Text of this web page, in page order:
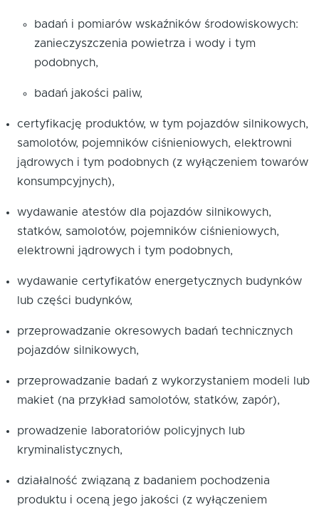
badań i pomiarów wskaźników środowiskowych:
zanieczyszczenia powietrza i wody i tym
podobnych,
badań jakości paliw,
certyfikację produktów, w tym pojazdów silnikowych,
samolotów, pojemników ciśnieniowych, elektrowni
jądrowych i tym podobnych (z wyłączeniem towarów
konsumpcyjnych),
wydawanie atestów dla pojazdów silnikowych,
statków, samolotów, pojemników ciśnieniowych,
elektrowni jądrowych i tym podobnych,
wydawanie certyfikatów energetycznych budynków
lub części budynków,
przeprowadzanie okresowych badań technicznych
pojazdów silnikowych,
przeprowadzanie badań z wykorzystaniem modeli lub
makiet (na przykład samolotów, statków, zapór),
prowadzenie laboratoriów policyjnych lub
kryminalistycznych,
działalność związaną z badaniem pochodzenia
produktu i oceną jego jakości (z wyłączeniem